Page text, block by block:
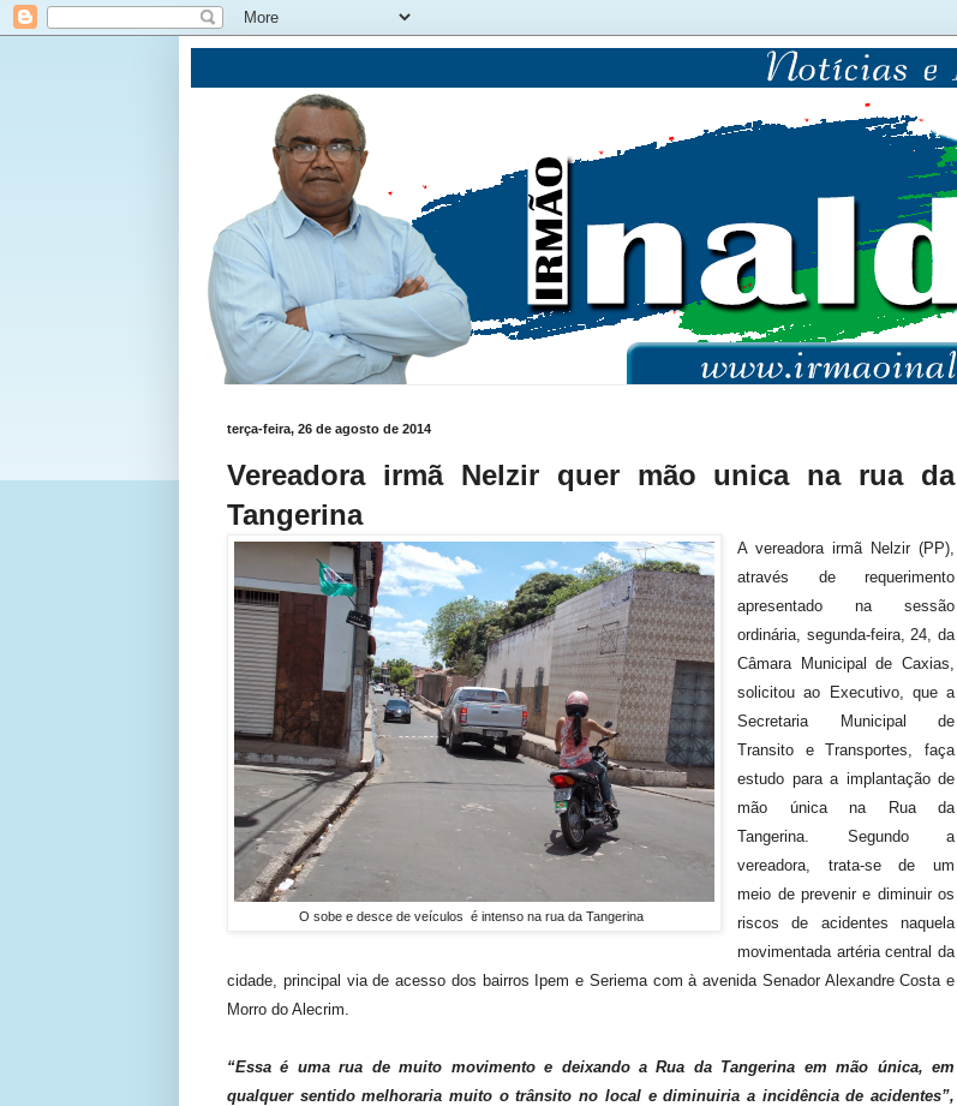
terça-feira, 26 de agosto de 2014
Vereadora irmã Nelzir quer mão unica na rua da
Tangerina
O sobe e desce de veículos é intenso na rua da Tangerina
A vereadora irmã Nelzir (PP),
através de requerimento
apresentado na sessão
ordinária, segunda-feira, 24, da
Câmara Municipal de Caxias,
solicitou ao Executivo, que a
Secretaria Municipal de
Transito e Transportes, faça
estudo para a implantação de
mão única na Rua da
Tangerina. Segundo a
vereadora, trata-se de um
meio de prevenir e diminuir os
riscos de acidentes naquela
movimentada artéria central da
cidade, principal via de acesso dos bairros Ipem e Seriema com à avenida Senador Alexandre Costa e
Morro do Alecrim.
“Essa é uma rua de muito movimento e deixando a Rua da Tangerina em mão única, em
qualquer sentido melhoraria muito o trânsito no local e diminuiria a incidência de acidentes”,